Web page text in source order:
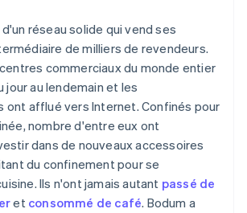
réseau solide qui vend ses
de milliers de revendeurs.
commerciaux du monde entier
jour au lendemain et les
ont afflué vers Internet. Confinés pour
nombre d'entre eux ont
dans de nouveaux accessoires
du confinement pour se
Ils n'ont jamais autant passé de
et consommé de café. Bodum a